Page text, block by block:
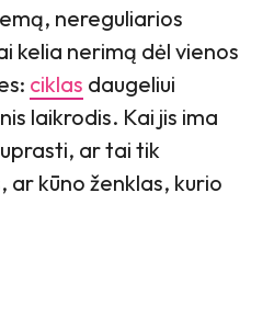
nereguliarios
kelia nerimą dėl vienos
ciklas daugeliui
laikrodis. Kai jis ima
ar tai tik
ar kūno ženklas, kurio